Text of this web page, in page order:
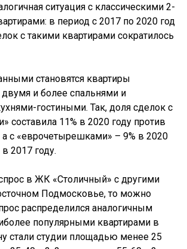
ситуация с классическими 2-
в период с 2017 по 2020 год
с такими квартирами сократилось
становятся квартиры
и более спальнями и
гостиными. Так, доля сделок с
составила 11% в 2020 году против
а с «еврочетырешками» – 9% в 2020
2017 году.
в ЖК «Столичный» с другими
Подмосковье, то можно
распределился аналогичным
популярными квартирами в
стали студии площадью менее 25